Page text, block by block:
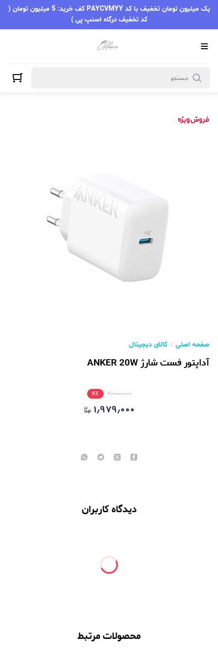
یک میلیون تومان تخفیف با کد PAYCVMYY کف خرید: 5 میلیون تومان (
کد تخفیف درگاه اسنپ پی )
صفحه اصلی کالای دیجیتال
آداپتور فست شارژ ANKER 20W
۲٫۱۰۰٫۰۰۰ ۶٪
۱٫۹۷۹٫۰۰۰
دیدگاه کاربران
محصولات مرتبط